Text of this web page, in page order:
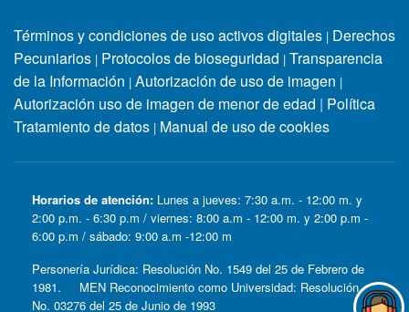
Términos y condiciones de uso activos digitales | Derechos
Pecuniarios | Protocolos de bioseguridad | Transparencia
de la Información | Autorización de uso de imagen |
Autorización uso de imagen de menor de edad | Política
Tratamiento de datos | Manual de uso de cookies
Horarios de atención: Lunes a jueves: 7:30 a.m. - 12:00 m. y
2:00 p.m. - 6:30 p.m / viernes: 8:00 a.m - 12:00 m. y 2:00 p.m -
6:00 p.m / sábado: 9:00 a.m -12:00 m
Personería Jurídica: Resolución No. 1549 del 25 de Febrero de
1981. MEN Reconocimiento como Universidad: Resolución
No. 03276 del 25 de Junio de 1993